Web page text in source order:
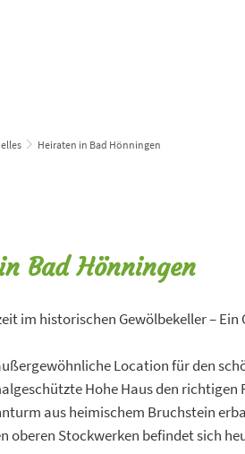
Heiraten in Bad Hönningen
Bad Hönningen
im historischen Gewölbekeller –
Location für den
Hohe Haus den
aus heimischem Bruchstein
oberen Stockwerken befindet sich